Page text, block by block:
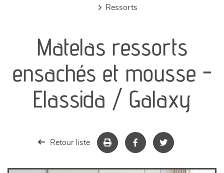
séjours
meubles de complément
chambres et dressing
ressorts
Matelas ressorts
ensachés et mousse -
Elassida / Galaxy
Retour liste